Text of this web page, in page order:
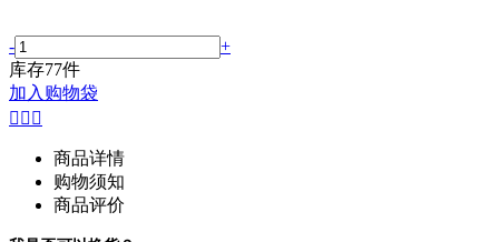
-
+
库存77件
加入购物袋
  
商品详情
购物须知
商品评价